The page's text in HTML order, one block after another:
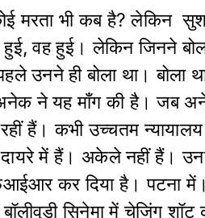
मरता भी कब है? लेकिन
हुई, वह हुई। लेकिन जिनने
उनने ही बोला था। बोला
अनेक ने यह माँग की है। जब
हैं। कभी उच्चतम
में हैं। अकेले नहीं हैं।
कर दिया है। पटना में।
सिनेमा में चेजिंग